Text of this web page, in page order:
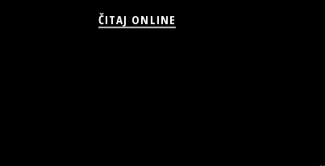
ČITAJ ONLINE